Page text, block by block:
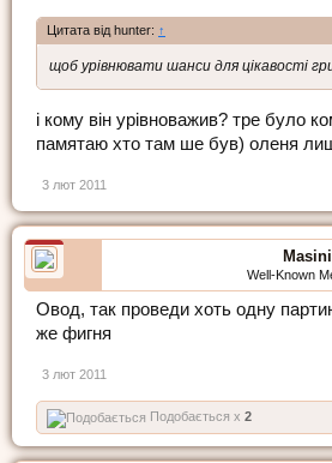
Цитата від hunter: ↑
щоб урівнювати шанси для цікавості
і кому він урівноважив? тре було
памятаю хто там ше був) оленя
3 лют 2011
Masini
Well-Known
Овод, так проведи хоть одну
же фигня
3 лют 2011
Подобається x 2